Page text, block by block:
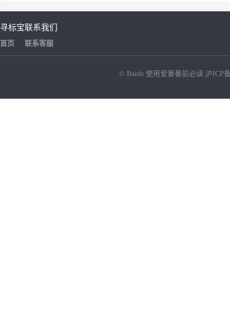
寻标宝
首页
联系我们
联系客服
© Baidu 使用爱番番前必读 沪ICP